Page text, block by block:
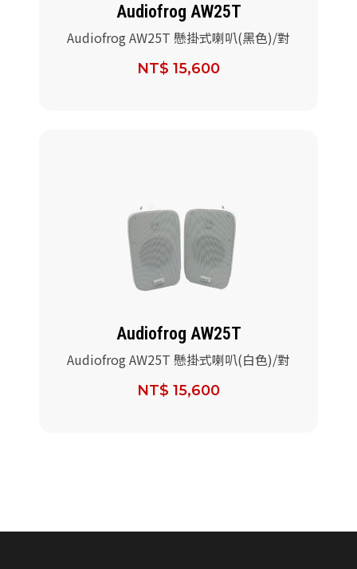
Audiofrog AW25T
Audiofrog AW25T 懸掛式喇叭(黑色)/對
NT$ 15,600
Audiofrog AW25T
Audiofrog AW25T 懸掛式喇叭(白色)/對
NT$ 15,600